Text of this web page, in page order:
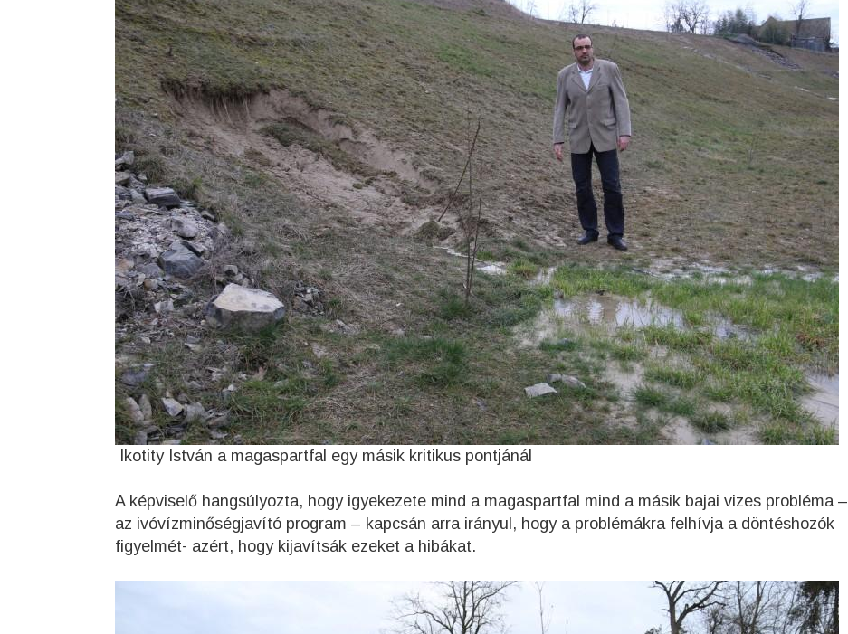
Ikotity István a magaspartfal egy másik kritikus pontjánál
A képviselő hangsúlyozta, hogy igyekezete mind a magaspartfal mind a másik bajai vizes probléma –
az ivóvízminőségjavító program – kapcsán arra irányul, hogy a problémákra felhívja a döntéshozók
figyelmét- azért, hogy kijavítsák ezeket a hibákat.